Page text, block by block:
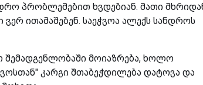
პრობლემებით ხვდებიან. მათი
ითამაშებენ. საეჭვოა ალექს სანდროს
შემადგენლობაში მოიაზრება, ხოლო
კარგი შთაბეჭდილება დატოვა და